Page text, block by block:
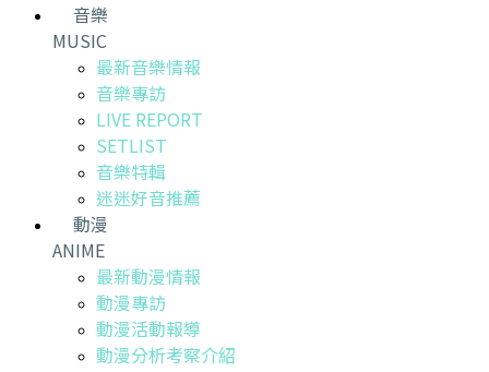
音樂
MUSIC
最新音樂情報
音樂專訪
LIVE REPORT
SETLIST
音樂特輯
迷迷好音推薦
動漫
ANIME
最新動漫情報
動漫專訪
動漫活動報導
動漫分析考察介紹